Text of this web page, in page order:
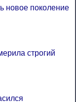
новое поколение
строгий